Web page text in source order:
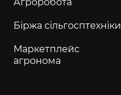
Біржа сільгосптехніки
Маркетплейс
агронома